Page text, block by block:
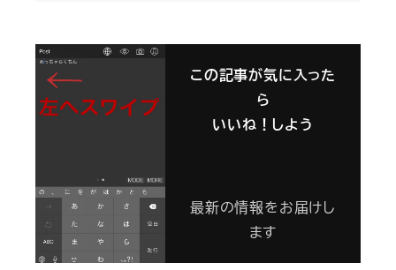
この記事が気に入った
ら
いいね！しよう
最新の情報をお届けし
ます